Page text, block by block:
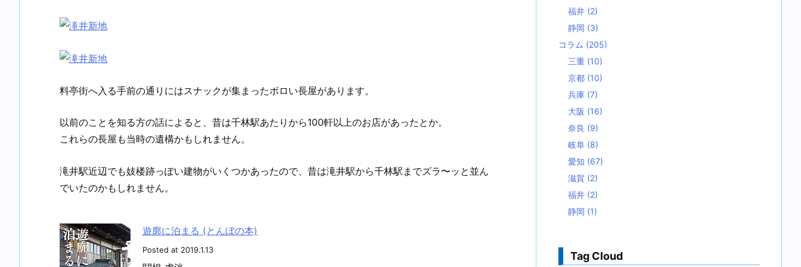
料亭街へ入る手前の通りにはスナックが集まったボロい長屋があります。
以前のことを知る方の話によると、昔は千林駅あたりから100軒以上のお店があったとか。
これらの長屋も当時の遺構かもしれません。
滝井駅近辺でも妓楼跡っぽい建物がいくつかあったので、昔は滝井駅から千林駅までズラ〜ッと並ん
でいたのかもしれません。
遊廓に泊まる (とんぼの本)
Posted at 2019.1.13
福井 (2)
静岡 (3)
コラム (205)
三重 (10)
京都 (10)
兵庫 (7)
大阪 (16)
奈良 (9)
岐阜 (8)
愛知 (67)
滋賀 (2)
福井 (2)
静岡 (1)
Tag Cloud